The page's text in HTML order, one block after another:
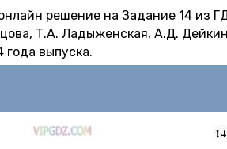
решение на Задание 14 из
Т.А. Ладыженская, А.Д.
года выпуска.